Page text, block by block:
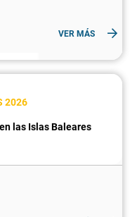
VER MÁS
2026
las Islas Baleares